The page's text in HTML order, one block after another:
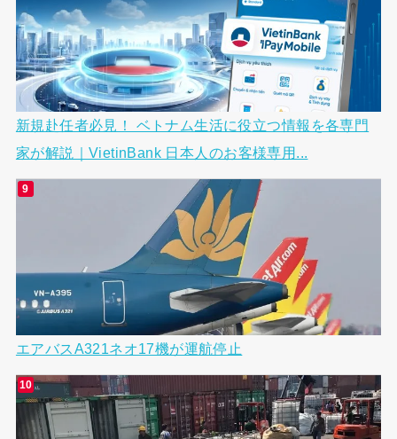
新規赴任者必見！ ベトナム生活に役立つ情報を各専門
家が解説｜VietinBank 日本人のお客様専用...
エアバスA321ネオ17機が運航停止